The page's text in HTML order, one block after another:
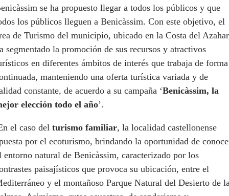
se ha propuesto llegar a todos los públicos y que
los públicos lleguen a Benicàssim. Con este objetivo, el
de Turismo del municipio, ubicado en la Costa del
segmentado la promoción de sus recursos y atractivos
en diferentes ámbitos de interés que trabaja de forma
manteniendo una oferta turística variada y de
constante, de acuerdo a su campaña ‘Benicàssim, la
elección todo el año’.
el caso del turismo familiar, la localidad castellonense
por el ecoturismo, brindando la oportunidad de
entorno natural de Benicàssim, caracterizado por los
paisajísticos que provoca su ubicación, entre el
y el montañoso Parque Natural del Desierto de